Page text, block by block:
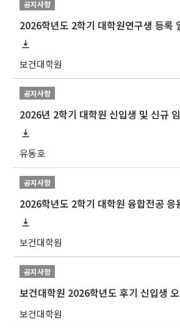
공지사항
2026학년도 2학기 대학원연구생 등록
보건대학원
공지사항
유동호
공지사항
보건대학원
공지사항
보건대학원 2026학년도 후기 신입생
보건대학원